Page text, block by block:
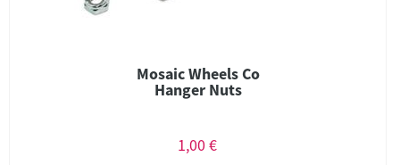
Mosaic Wheels Co
Hanger Nuts
1,00 €